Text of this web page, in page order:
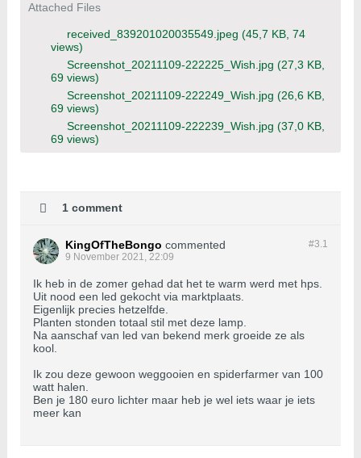
Attached Files
received_839201020035549.jpeg (45,7 KB, 74
views)
Screenshot_20211109-222225_Wish.jpg (27,3 KB,
69 views)
Screenshot_20211109-222249_Wish.jpg (26,6 KB,
69 views)
Screenshot_20211109-222239_Wish.jpg (37,0 KB,
69 views)
1 comment
#3.1
KingOfTheBongo commented
9 November 2021, 22:09
Ik heb in de zomer gehad dat het te warm werd met hps.
Uit nood een led gekocht via marktplaats.
Eigenlijk precies hetzelfde.
Planten stonden totaal stil met deze lamp.
Na aanschaf van led van bekend merk groeide ze als
kool.
Ik zou deze gewoon weggooien en spiderfarmer van 100
watt halen.
Ben je 180 euro lichter maar heb je wel iets waar je iets
meer kan